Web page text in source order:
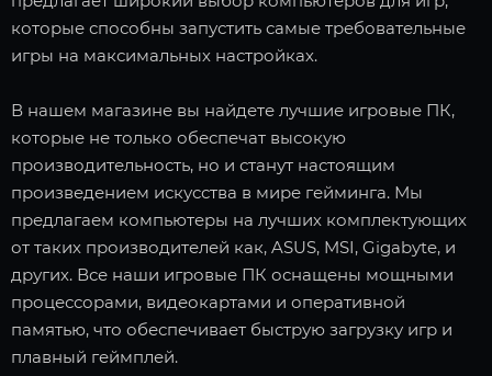
которые способны запустить самые требовательные
игры на максимальных настройках.
В нашем магазине вы найдете лучшие игровые ПК,
которые не только обеспечат высокую
производительность, но и станут настоящим
произведением искусства в мире гейминга. Мы
предлагаем компьютеры на лучших комплектующих
от таких производителей как, ASUS, MSI, Gigabyte, и
других. Все наши игровые ПК оснащены мощными
процессорами, видеокартами и оперативной
памятью, что обеспечивает быструю загрузку игр и
плавный геймплей.